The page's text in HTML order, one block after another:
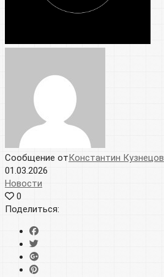
Сообщение отКонстантин Кузнецов
01.03.2026
Новости
0
Поделиться: